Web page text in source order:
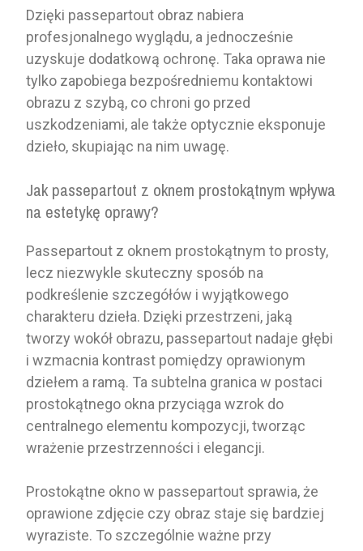
Dzięki passepartout obraz nabiera
profesjonalnego wyglądu, a jednocześnie
uzyskuje dodatkową ochronę. Taka oprawa nie
tylko zapobiega bezpośredniemu kontaktowi
obrazu z szybą, co chroni go przed
uszkodzeniami, ale także optycznie eksponuje
dzieło, skupiając na nim uwagę.
Jak passepartout z oknem prostokątnym wpływa
na estetykę oprawy?
Passepartout z oknem prostokątnym to prosty,
lecz niezwykle skuteczny sposób na
podkreślenie szczegółów i wyjątkowego
charakteru dzieła. Dzięki przestrzeni, jaką
tworzy wokół obrazu, passepartout nadaje głębi
i wzmacnia kontrast pomiędzy oprawionym
dziełem a ramą. Ta subtelna granica w postaci
prostokątnego okna przyciąga wzrok do
centralnego elementu kompozycji, tworząc
wrażenie przestrzenności i elegancji.
Prostokątne okno w passepartout sprawia, że
oprawione zdjęcie czy obraz staje się bardziej
wyraziste. To szczególnie ważne przy